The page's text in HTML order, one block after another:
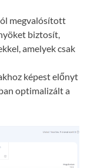
megvalósított
biztosít,
amelyek csak
képest előnyt
optimalizált a